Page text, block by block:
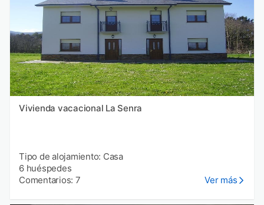
Vivienda vacacional La Senra
Tipo de alojamiento: Casa
6 huéspedes
Comentarios: 7
Ver más